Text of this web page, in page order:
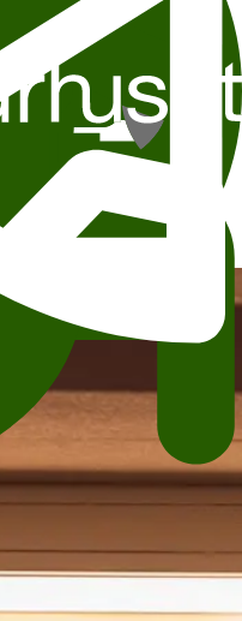
For spørsmål om
kontakt direkte med
Berner is a medium-sized